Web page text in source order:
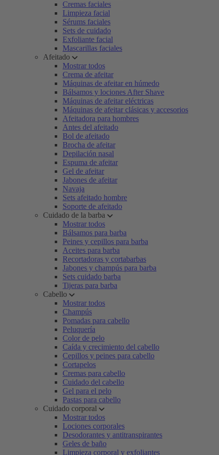
Cremas faciales
Limpieza facial
Sérums faciales
Sets de cuidado
Exfoliante facial
Mascarillas faciales
Afeitado
Mostrar todos
Crema de afeitar
Máquinas de afeitar en húmedo
Bálsamos y lociones After Shave
Máquinas de afeitar eléctricas
Máquinas de afeitar clásicas y accesorios
Afeitadora para hombres
Antes del afeitado
Bol de afeitado
Brocha de afeitar
Depilación nasal
Espuma de afeitar
Gel de afeitar
Jabones de afeitar
Navaja
Sets afeitado hombre
Soporte de afeitado
Cuidado de la barba
Mostrar todos
Bálsamos para barba
Peines y cepillos para barba
Aceites para barba
Recortadoras y cortabarbas
Jabones y champús para barba
Sets cuidado barba
Tijeras para barba
Cabello
Mostrar todos
Champús
Pomadas para cabello
Peluquería
Color de pelo
Caída y crecimiento del cabello
Cepillos y peines para cabello
Cortapelos
Cremas para cabello
Cuidado del cabello
Gel para el pelo
Pastas para cabello
Cuidado corporal
Mostrar todos
Lociones corporales
Desodorantes y antitranspirantes
Geles de baño
Limpieza corporal y exfoliantes